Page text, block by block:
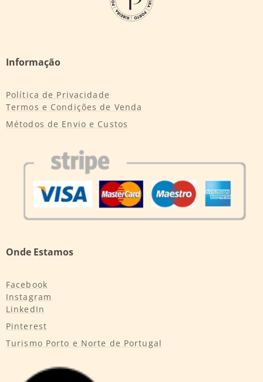
Informação
Política de Privacidade
Termos e Condições de Venda
Métodos de Envio e Custos
Onde Estamos
Facebook
Instagram
LinkedIn
Pinterest
Turismo Porto e Norte de Portugal